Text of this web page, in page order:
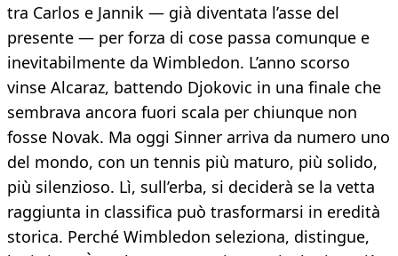
tra Carlos e Jannik — già diventata l’asse del
presente — per forza di cose passa comunque e
inevitabilmente da Wimbledon. L’anno scorso
vinse Alcaraz, battendo Djokovic in una finale che
sembrava ancora fuori scala per chiunque non
fosse Novak. Ma oggi Sinner arriva da numero uno
del mondo, con un tennis più maturo, più solido,
più silenzioso. Lì, sull’erba, si deciderà se la vetta
raggiunta in classifica può trasformarsi in eredità
storica. Perché Wimbledon seleziona, distingue,